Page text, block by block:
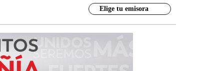
Elige tu emisora